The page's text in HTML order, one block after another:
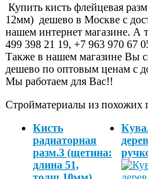
Купить кисть флейцевая
12мм) дешево в Москве с
нашем интернет магазине. А
499 398 21 19, +7 963 970 67
Также в нашем магазине Вы
дешево по оптовым ценам с
Мы работаем для Вас!!
Стройматериалы из похожих
Кисть
радиаторная
разм.3 (щетина:
длина 51,